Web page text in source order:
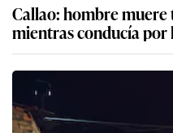
Callao: hombre muere
mientras conducía por